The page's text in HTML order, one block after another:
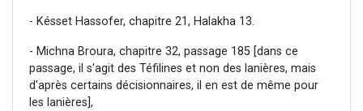
- Késset Hassofer, chapitre 21, Halakha 13.
- Michna Broura, chapitre 32, passage 185 [dans ce
passage, il s'agit des Téfilines et non des lanières, mais
d'après certains décisionnaires, il en est de même pour
les lanières],